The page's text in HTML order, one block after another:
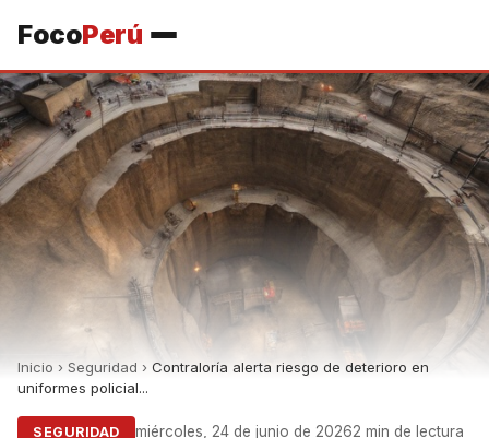
FocoPerú
Inicio › Seguridad › Contraloría alerta riesgo de deterioro en
uniformes policial...
SEGURIDAD miércoles, 24 de junio de 20262 min de lectura